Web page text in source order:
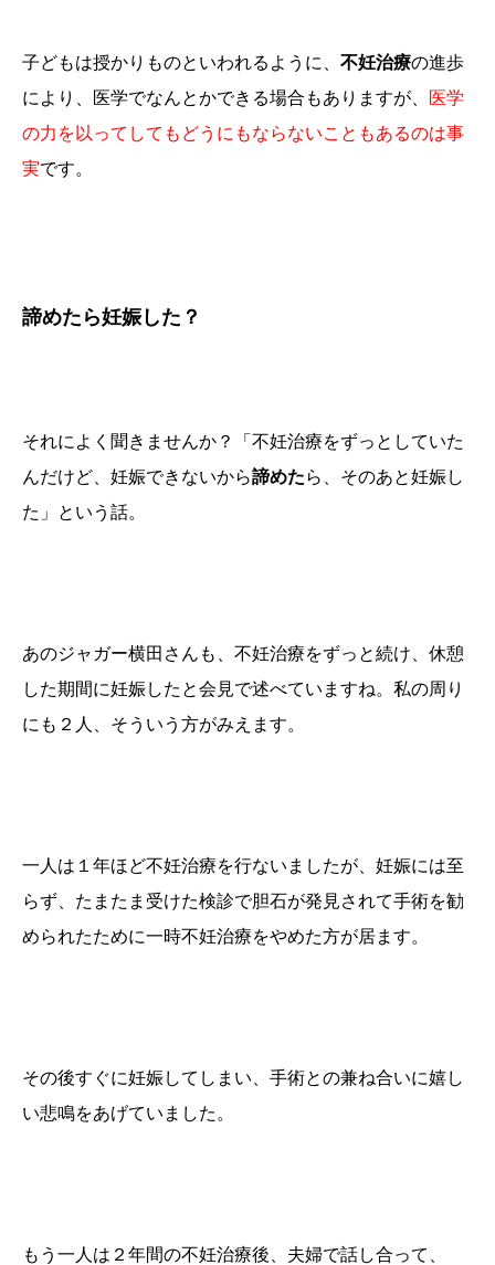
子どもは授かりものといわれるように、 不妊治療の進歩
により、医学でなんとかできる場合もありますが、
医学
の力を以ってしてもどうにもならないこともあるのは事
実です。
諦めたら妊娠した？
それによく聞きませんか？「不妊治療をずっとしていた
んだけど、妊娠できないから諦めたら、そのあと妊娠し
た」という話。
あのジャガー横田さんも、 不妊治療をずっと続け、休憩
した期間に妊娠した と会見で述べていますね。私の周り
にも２人、そういう方がみえます。
一人は１年ほど不妊治療を行ないましたが、妊娠には至
らず、たまたま受けた検診で胆石が発見されて手術を勧
められたために一時不妊治療をやめた方が居ます。
その後すぐに妊娠してしまい、手術との兼ね合いに嬉し
い悲鳴をあげていました。
もう一人は２年間の不妊治療後、夫婦で話し合って、